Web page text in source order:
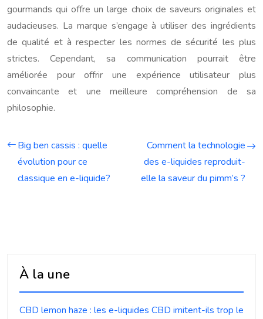
gourmands qui offre un large choix de saveurs originales et
audacieuses. La marque s’engage à utiliser des ingrédients
de qualité et à respecter les normes de sécurité les plus
strictes. Cependant, sa communication pourrait être
améliorée pour offrir une expérience utilisateur plus
convaincante et une meilleure compréhension de sa
philosophie.
Big ben cassis : quelle
évolution pour ce
classique en e-liquide?
Comment la technologie
des e-liquides reproduit-
elle la saveur du pimm’s ?
À la une
CBD lemon haze : les e-liquides CBD imitent-ils trop le